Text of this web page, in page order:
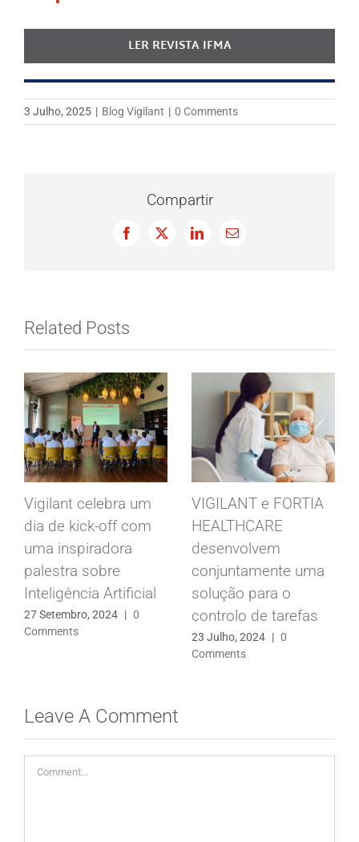
LER REVISTA IFMA
3 Julho, 2025 | Blog Vigilant | 0 Comments
Compartir
Facebook
X LinkedInEmail
Related Posts
A Automação para
as Empresas de FM
2 Julho, 2024 | 0
Comments
Vigilant na Interclean
2024: Uma Estreia
de Sucesso nos
Países Baixos
28 Maio, 2024 |
0
Comments
Comment